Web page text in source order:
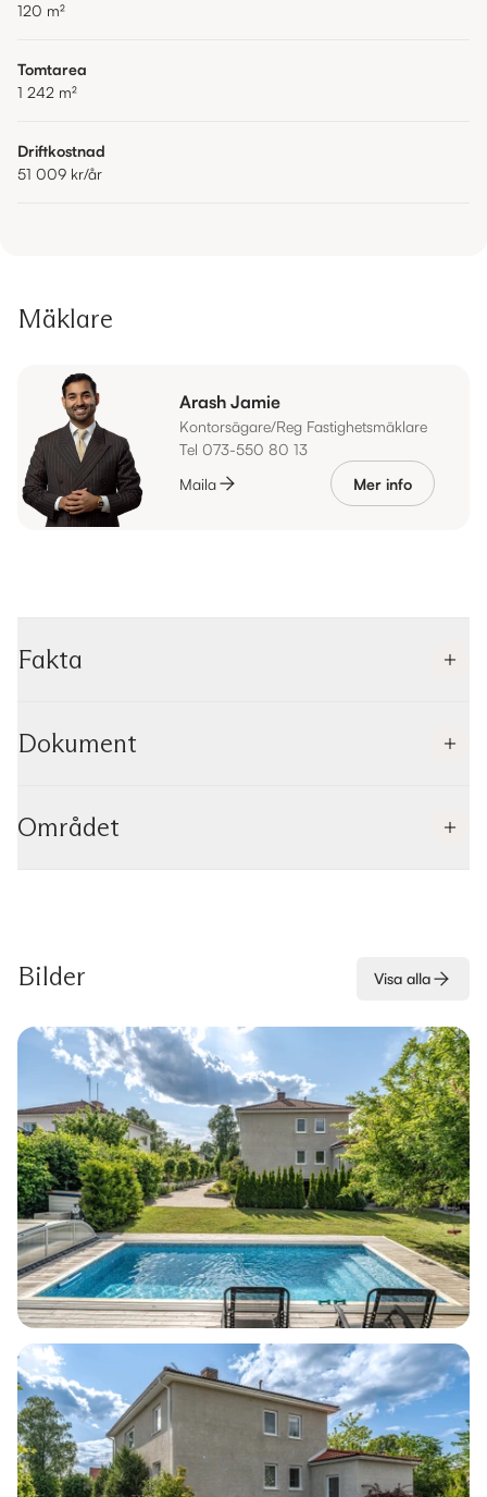
120 m²
Tomtarea
1 242 m²
Driftkostnad
51 009 kr/år
Mäklare
Arash Jamie
Kontorsägare/Reg Fastighetsmäklare
Tel 073-550 80 13
Maila
Mer info
Fakta
Dokument
Området
Bilder Visa alla